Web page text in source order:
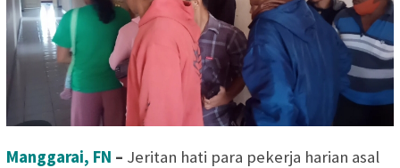
Manggarai, FN – Jeritan hati para pekerja harian asal